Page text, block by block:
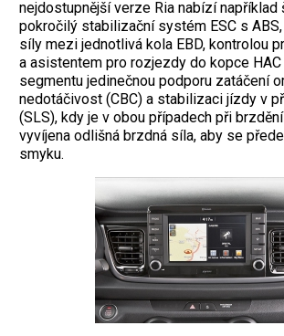
nejdostupnější verze Ria nabízí například
pokročilý stabilizační systém ESC s
síly mezi jednotlivá kola EBD, kontrolou
a asistentem pro rozjezdy do kopce
segmentu jedinečnou podporu zatáčení
nedotáčivost (CBC) a stabilizaci jízdy v
(SLS), kdy je v obou případech při
vyvíjena odlišná brzdná síla, aby se
smyku.